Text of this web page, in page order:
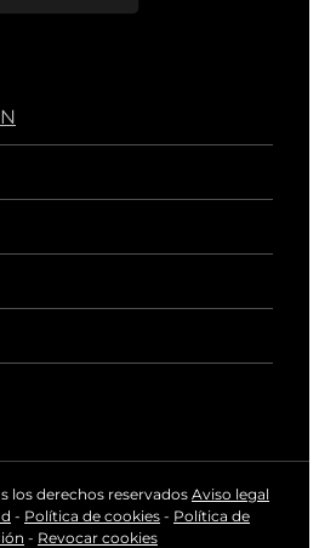
los derechos reservados Aviso legal
- Política de cookies - Política de
- Revocar cookies